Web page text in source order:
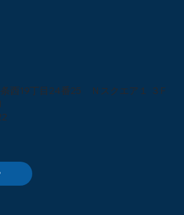
西19丁目24番25 Ｎスクエア１ ３F